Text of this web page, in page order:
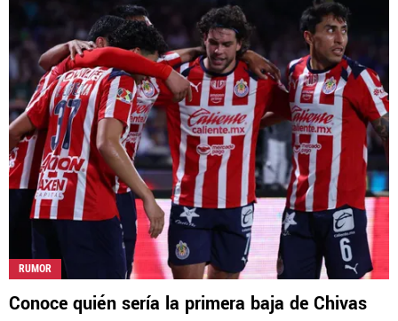
RUMOR
Conoce quién sería la primera baja de Chivas